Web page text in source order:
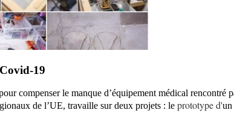
19
compenser le manque d’équipement médical
de l’UE, travaille sur deux projets : le prototype d'un